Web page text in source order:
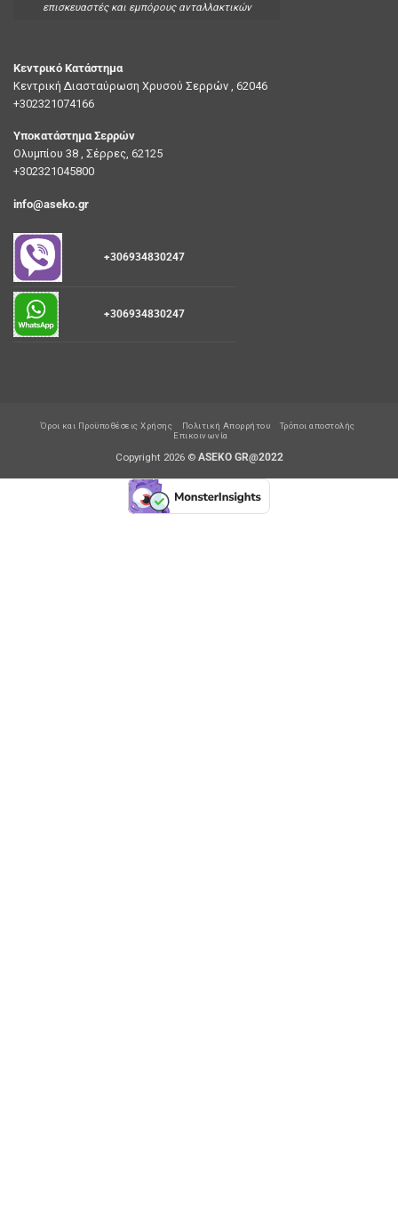
επισκευαστές και εμπόρους ανταλλακτικών
Κεντρικό Κατάστημα
Κεντρική Διασταύρωση Χρυσού Σερρών , 62046
+302321074166
Υποκατάστημα Σερρών
Ολυμπίου 38 , Σέρρες, 62125
+302321045800
info@aseko.gr
+306934830247
+306934830247
Όροι και Προϋποθέσεις Χρήσης Πολιτική Απορρήτου
Τρόποι αποστολής
Επικοινωνία
Copyright 2026 © ASEKO GR@2022